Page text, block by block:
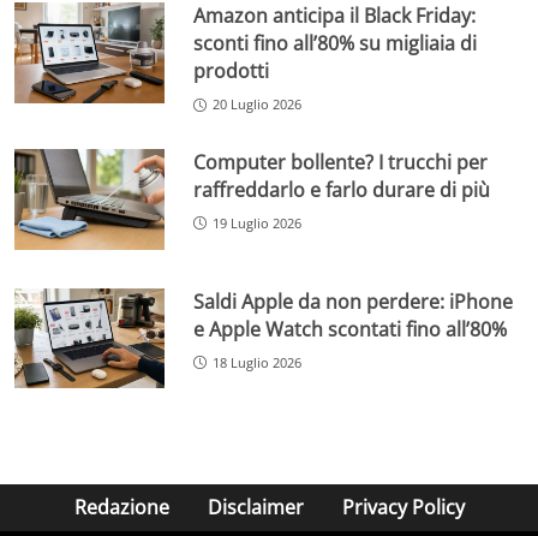
Amazon anticipa il Black Friday:
sconti fino all’80% su migliaia di
prodotti
20 Luglio 2026
Computer bollente? I trucchi per
raffreddarlo e farlo durare di più
19 Luglio 2026
Saldi Apple da non perdere: iPhone
e Apple Watch scontati fino all’80%
18 Luglio 2026
Redazione Disclaimer Privacy Policy